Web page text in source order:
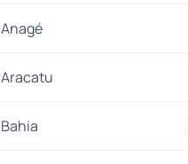
Anagé
Aracatu
Bahia